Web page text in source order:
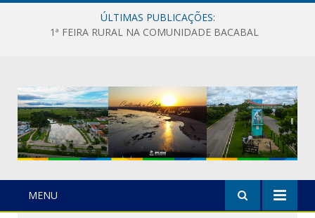
ÚLTIMAS PUBLICAÇÕES:
1ª FEIRA RURAL NA COMUNIDADE BACABAL
MENU